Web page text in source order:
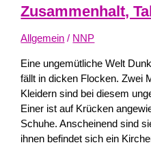
Zusammenhalt,
Allgemein / NNP
Eine ungemütliche Welt
fällt in dicken Flocken. Zwei
Kleidern sind bei diesem
Einer ist auf Krücken
Schuhe. Anscheinend sind
ihnen befindet sich ein